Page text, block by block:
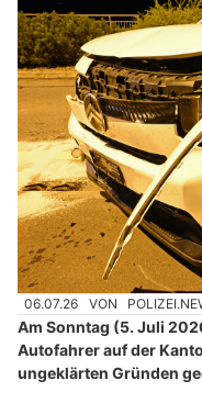
06.07.26 VON
Am Sonntag (5. Juli
Autofahrer auf der
ungeklärten Gründen